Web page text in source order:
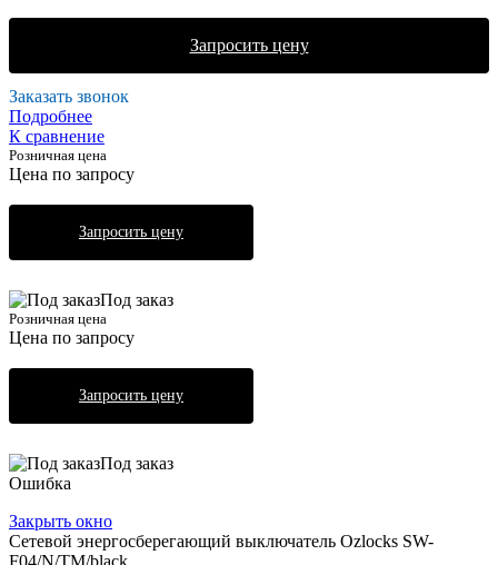
Запросить цену
Заказать звонок
Подробнее
К сравнение
Розничная цена
Цена по запросу
Запросить цену
Под заказ
Розничная цена
Цена по запросу
Запросить цену
Под заказ
Ошибка
Закрыть окно
Сетевой энергосберегающий выключатель Ozlocks SW-
F04/N/TM/black